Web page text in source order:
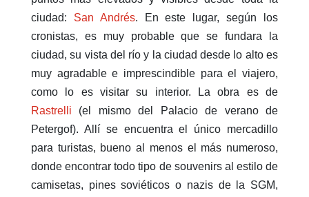
ciudad: San Andrés. En este lugar, según los
cronistas, es muy probable que se fundara la
ciudad, su vista del río y la ciudad desde lo alto es
muy agradable e imprescindible para el viajero,
como lo es visitar su interior. La obra es de
Rastrelli (el mismo del Palacio de verano de
Petergof). Allí se encuentra el único mercadillo
para turistas, bueno al menos el más numeroso,
donde encontrar todo tipo de souvenirs al estilo de
camisetas, pines soviéticos o nazis de la SGM,